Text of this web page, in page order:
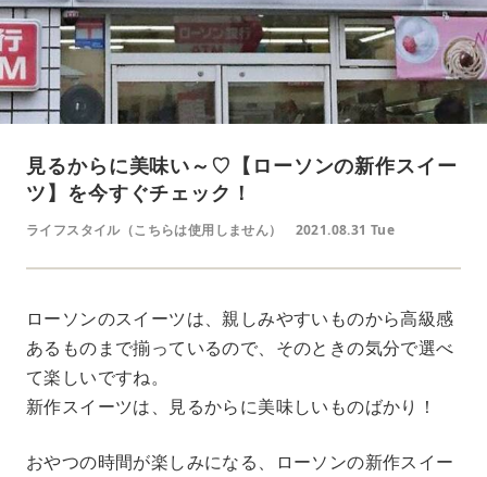
見るからに美味い～♡【ローソンの新作スイー
ツ】を今すぐチェック！
ライフスタイル（こちらは使用しません） 2021.08.31 Tue
ローソンのスイーツは、親しみやすいものから高級感
あるものまで揃っているので、そのときの気分で選べ
て楽しいですね。
新作スイーツは、見るからに美味しいものばかり！
おやつの時間が楽しみになる、ローソンの新作スイー